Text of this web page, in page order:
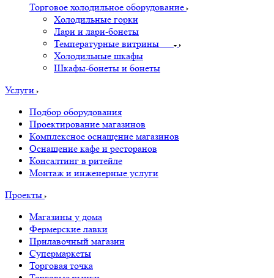
Торговое холодильное оборудование
Холодильные горки
Лари и лари-бонеты
Температурные витрины
Холодильные шкафы
Шкафы-бонеты и бонеты
Услуги
Подбор оборудования
Проектирование магазинов
Комплексное оснащение магазинов
Оснащение кафе и ресторанов
Консалтинг в ритейле
Монтаж и инженерные услуги
Проекты
Магазины у дома
Фермерские лавки
Прилавочный магазин
Супермаркеты
Торговая точка